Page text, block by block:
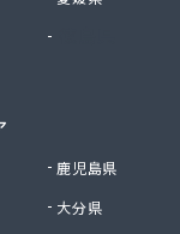
ービスセン
鹿児島県
大分県